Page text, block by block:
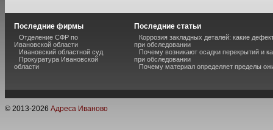
Последние фирмы
Отделение СФР по
Ивановской области
Ивановский областной суд
Прокуратура Ивановской
области
Последние статьи
Коррозия закладных деталей: какие
при обследовании
Почему возникают осадки перекрытий и
при обследовании
Почему материал определяет пределы
© 2013-2026 Адреса Иваново